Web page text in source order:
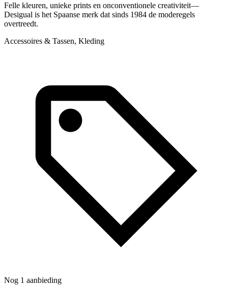
Felle kleuren, unieke prints en onconventionele creativiteit—
Desigual is het Spaanse merk dat sinds 1984 de moderegels
overtreedt.
Accessoires & Tassen, Kleding
Nog 1 aanbieding